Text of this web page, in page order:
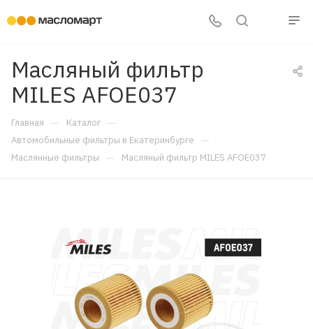
Масляный фильтр
MILES AFOE037
Главная — Каталог —
Автомобильные фильтры в Екатеринбурге —
Маслянные фильтры — Масляный фильтр MILES AFOE037